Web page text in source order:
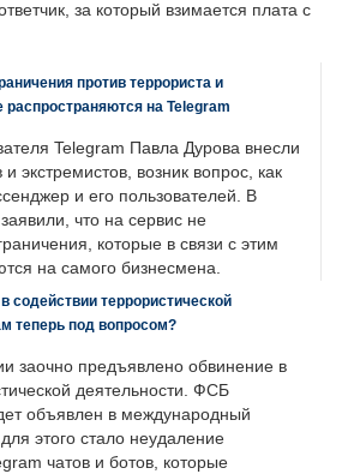
за который взимается плата с
против террориста и
распространяются на Telegram
Telegram Павла Дурова внесли
и экстремистов, возник вопрос, как
и его пользователей. В
что на сервис не
которые в связи с этим
на самого бизнесмена.
террористической
теперь под вопросом?
заочно предъявлено обвинение в
деятельности. ФСБ
объявлен в международный
этого стало неудаление
чатов и ботов, которые